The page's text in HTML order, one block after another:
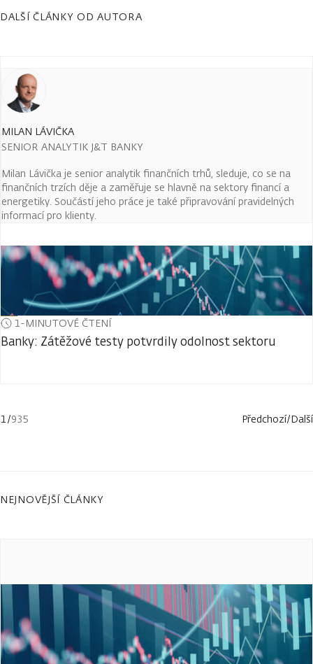
DALŠÍ ČLÁNKY OD AUTORA
MILAN LÁVIČKA
SENIOR ANALYTIK J&T BANKY
Milan Lávička je senior analytik finančních trhů, sleduje, co se na
finančních trzích děje a zaměřuje se hlavně na sektory financí a
energetiky. Součástí jeho práce je také připravování pravidelných
informací pro klienty.
1-MINUTOVÉ ČTENÍ
Banky: Zátěžové testy potvrdily odolnost sektoru
1/935 Předchozí/Další
NEJNOVĚJŠÍ ČLÁNKY